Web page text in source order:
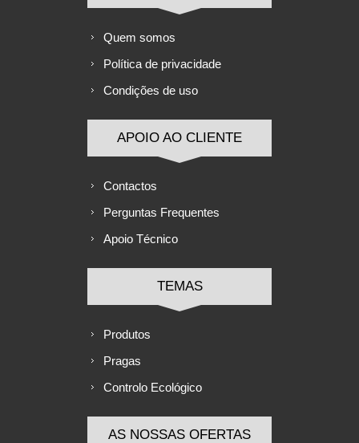
Quem somos
Política de privacidade
Condições de uso
APOIO AO CLIENTE
Contactos
Perguntas Frequentes
Apoio Técnico
TEMAS
Produtos
Pragas
Controlo Ecológico
AS NOSSAS OFERTAS